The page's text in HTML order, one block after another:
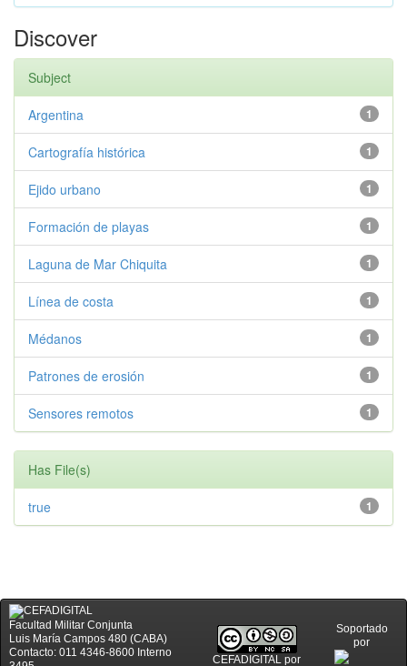
Discover
Subject
1
Argentina
1
Cartografía histórica
1
Ejido urbano
1
Formación de playas
1
Laguna de Mar Chiquita
1
Línea de costa
1
Médanos
1
Patrones de erosión
1
Sensores remotos
Has File(s)
1
true
Facultad Militar Conjunta
Luis María Campos 480 (CABA)
Contacto: 011 4346-8600 Interno
CEFADIGITAL por
Soportado
por